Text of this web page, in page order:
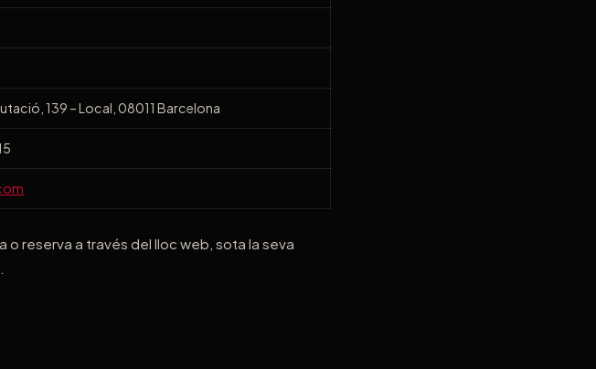
139 – Local, 08011 Barcelona
o reserva a través del lloc web, sota la seva